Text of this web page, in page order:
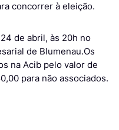
concorrer à eleição.
de abril, às 20h no
de Blumenau.Os
na Acib pelo valor de
para não associados.